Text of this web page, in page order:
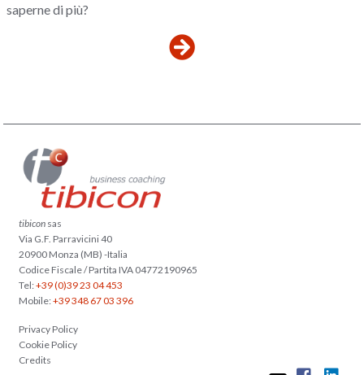
saperne di più?
tibicon sas
Via G.F. Parravicini 40
20900 Monza (MB) -Italia
Codice Fiscale / Partita IVA 04772190965
Tel:+39 (0)39 23 04 453
Mobile:+39 348 67 03 396
Privacy Policy
Cookie Policy
Credits